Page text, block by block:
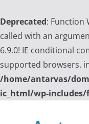
Deprecated: Function
called with an
6.9.0! IE conditional
supported browsers.
/home/antarvas/
ic_html/wp-